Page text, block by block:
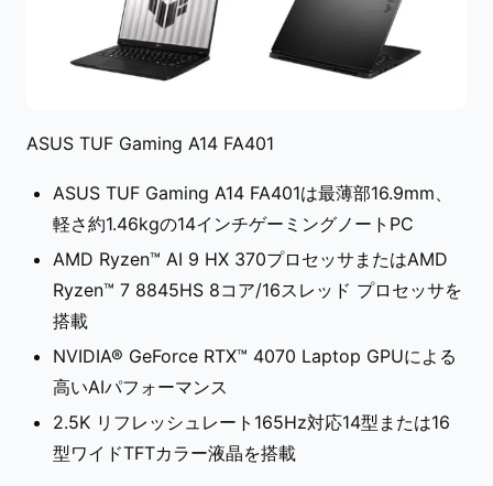
ASUS TUF Gaming A14 FA401
ASUS TUF Gaming A14 FA401は最薄部16.9mm、
軽さ約1.46kgの14インチゲーミングノートPC
AMD Ryzen™ AI 9 HX 370プロセッサまたはAMD
Ryzen™ 7 8845HS 8コア/16スレッド プロセッサを
搭載
NVIDIA® GeForce RTX™ 4070 Laptop GPUによる
高いAIパフォーマンス
2.5K リフレッシュレート165Hz対応14型または16
型ワイドTFTカラー液晶を搭載